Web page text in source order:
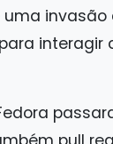
interagir